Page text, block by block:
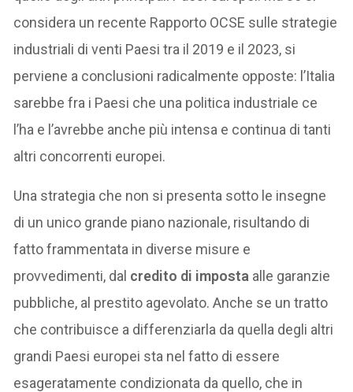
considera un recente Rapporto OCSE sulle strategie
industriali di venti Paesi tra il 2019 e il 2023, si
perviene a conclusioni radicalmente opposte: l’Italia
sarebbe fra i Paesi che una politica industriale ce
l’ha e l’avrebbe anche più intensa e continua di tanti
altri concorrenti europei.
Una strategia che non si presenta sotto le insegne
di un unico grande piano nazionale, risultando di
fatto frammentata in diverse misure e
provvedimenti, dal credito di imposta alle garanzie
pubbliche, al prestito agevolato. Anche se un tratto
che contribuisce a differenziarla da quella degli altri
grandi Paesi europei sta nel fatto di essere
esageratamente condizionata da quello, che in